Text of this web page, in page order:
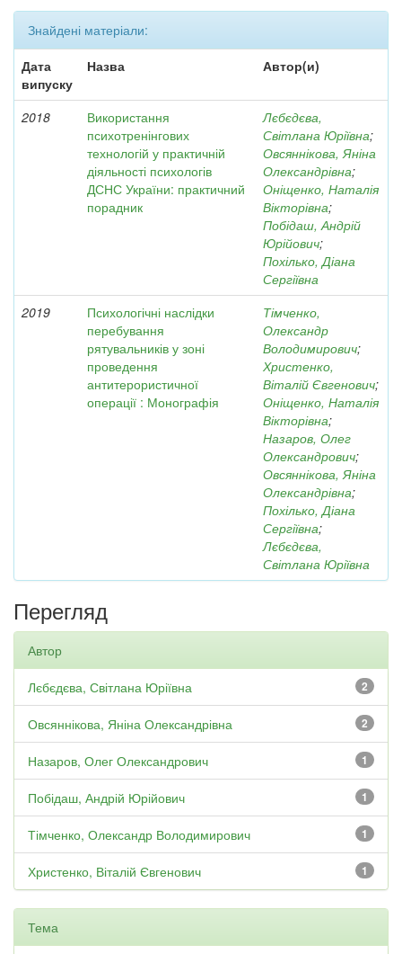
Знайдені матеріали:
Дата
випуску
Назва Автор(и)
2018
Використання
психотренінгових
технологій у практичній
діяльності психологів
ДСНС України: практичний
порадник
Лєбєдєва,
Світлана Юріївна;
Овсяннікова, Яніна
Олександрівна;
Оніщенко, Наталія
Вікторівна;
Побідаш, Андрій
Юрійович;
Похілько, Діана
Сергіївна
2019
Психологічні наслідки
перебування
рятувальників у зоні
проведення
антитерористичної
операції : Монографія
Тімченко,
Олександр
Володимирович;
Христенко,
Віталій Євгенович;
Оніщенко, Наталія
Вікторівна;
Назаров, Олег
Олександрович;
Овсяннікова, Яніна
Олександрівна;
Похілько, Діана
Сергіївна;
Лєбєдєва,
Світлана Юріївна
Перегляд
Автор
2
Лєбєдєва, Світлана Юріївна
2
Овсяннікова, Яніна Олександрівна
1
Назаров, Олег Олександрович
1
Побідаш, Андрій Юрійович
1
Тімченко, Олександр Володимирович
1
Христенко, Віталій Євгенович
Тема